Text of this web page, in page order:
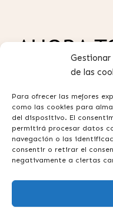
de las
Para ofrecer las mejores
como las cookies para
del dispositivo. El
permitirá procesar datos
navegación o las
consentir o retirar el
negativamente a ciertas
AHORA